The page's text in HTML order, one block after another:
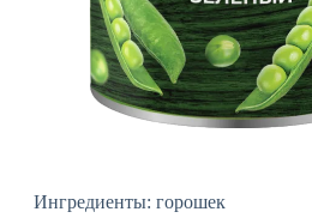
Ингредиенты: горошек